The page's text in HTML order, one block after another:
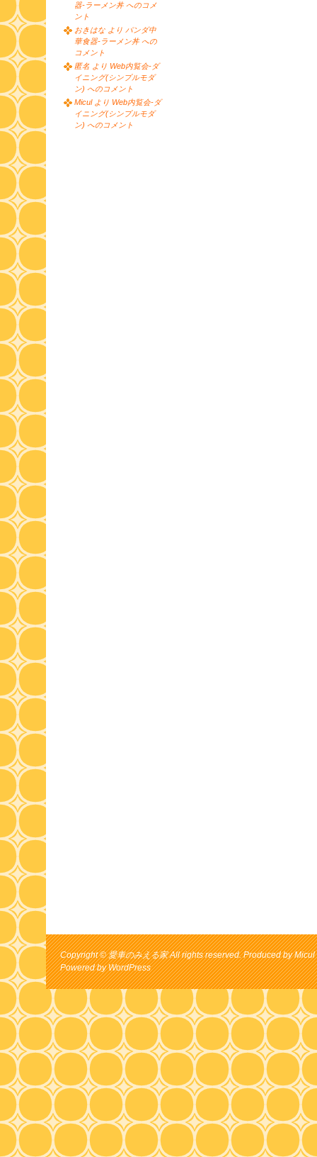
器-ラーメン丼 へのコメ
ント
おきはな より パンダ中
華食器-ラーメン丼 への
コメント
匿名 より Web内覧会-ダ
イニング(シンプルモダ
ン) へのコメント
Micul より Web内覧会-ダ
イニング(シンプルモダ
ン) へのコメント
Copyright © 愛車のみえる家 All rights reserved. Produced by Micul
Powered byWordPress